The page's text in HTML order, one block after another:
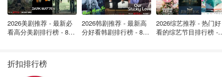
最后在自己的账户里面，将已经在仓库的商品合并打包，就
可以转运啦！一般情况下转运分为空运或者海运，计费差别
也很大，后面会跟大家详细解释！
2026美剧推荐 - 最新必
看高分美剧排行榜 - 8月
2026韩剧推荐 - 最新高
分好看韩剧排行榜 - 8月
2026综艺推荐 - 热门好
看的综艺节目排行榜 -
折扣排行榜